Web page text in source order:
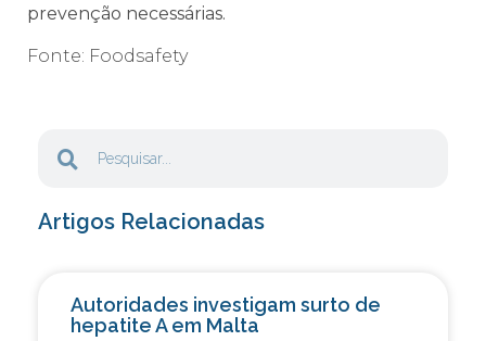
prevenção necessárias.
Fonte: Foodsafety
Artigos Relacionadas
Autoridades investigam surto de
hepatite A em Malta